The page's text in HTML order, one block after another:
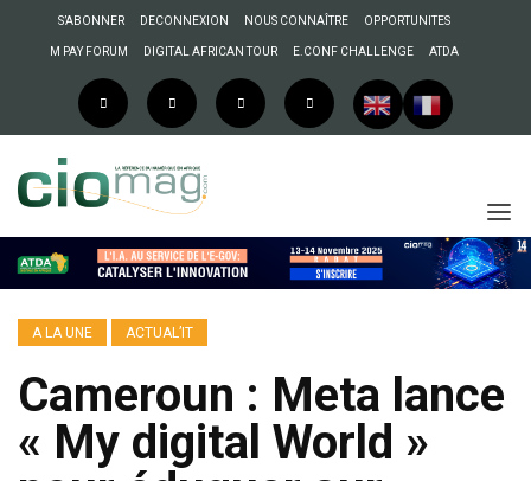
S’ABONNER DECONNEXION NOUS CONNAÎTRE OPPORTUNITES
M PAY FORUM DIGITAL AFRICAN TOUR E.CONF CHALLENGE ATDA
A LA UNE ACTUAL’IT
Cameroun : Meta lance
« My digital World »